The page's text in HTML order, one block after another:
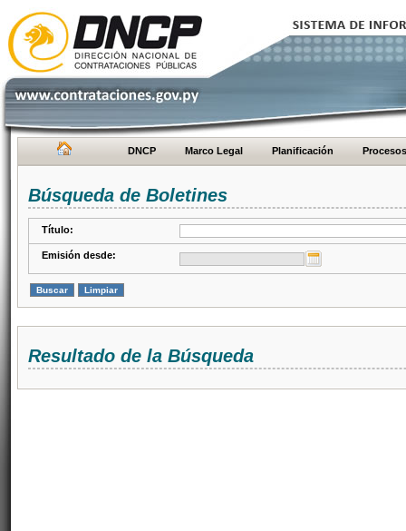
DNCP Marco Legal Planificación Procesos
Búsqueda de Boletines
Título:
Emisión desde:
Resultado de la Búsqueda